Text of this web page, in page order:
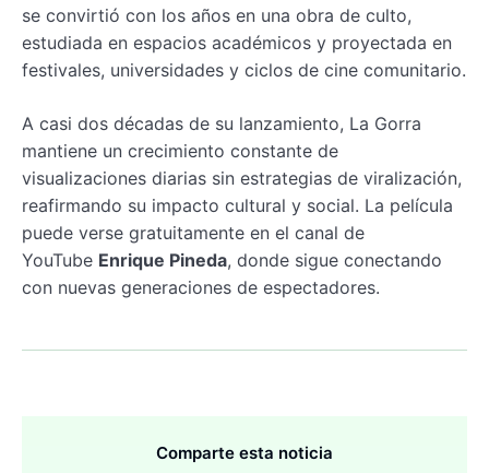
se convirtió con los años en una obra de culto,
estudiada en espacios académicos y proyectada en
festivales, universidades y ciclos de cine comunitario.
A casi dos décadas de su lanzamiento, La Gorra
mantiene un crecimiento constante de
visualizaciones diarias sin estrategias de viralización,
reafirmando su impacto cultural y social. La película
puede verse gratuitamente en el canal de
YouTube Enrique Pineda, donde sigue conectando
con nuevas generaciones de espectadores.
Comparte esta noticia